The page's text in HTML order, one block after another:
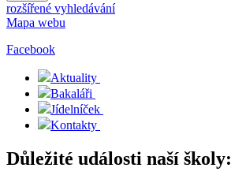
rozšířené vyhledávání
Mapa webu
Facebook
Aktuality
Bakaláři
Jídelníček
Kontakty
Důležité události naší školy: